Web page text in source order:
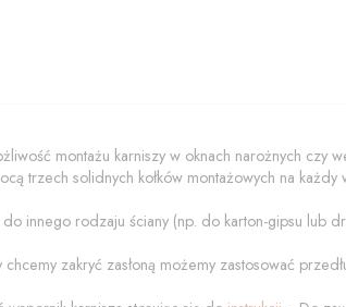
montażu karniszy w oknach narożnych czy
trzech solidnych kołków montażowych na
innego rodzaju ściany (np. do karton-gipsu lub
zakryć zasłoną możemy zastosować